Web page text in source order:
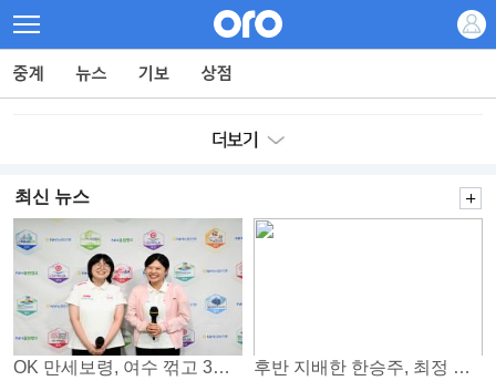
최신 뉴스
OK 만세보령, 여수 꺾고 3연패 탈출 후반 지배한 한승주, 최정 꺾고 8강 진출